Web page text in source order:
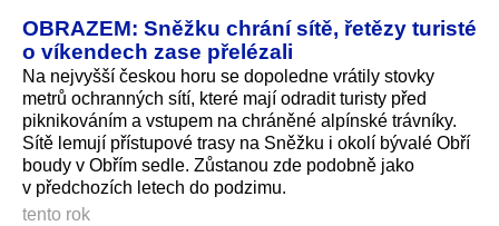
OBRAZEM: Sněžku chrání sítě, řetězy turisté
o víkendech zase přelézali
Na nejvyšší českou horu se dopoledne vrátily stovky
metrů ochranných sítí, které mají odradit turisty před
piknikováním a vstupem na chráněné alpínské trávníky.
Sítě lemují přístupové trasy na Sněžku i okolí bývalé Obří
boudy v Obřím sedle. Zůstanou zde podobně jako
v předchozích letech do podzimu.
tento rok